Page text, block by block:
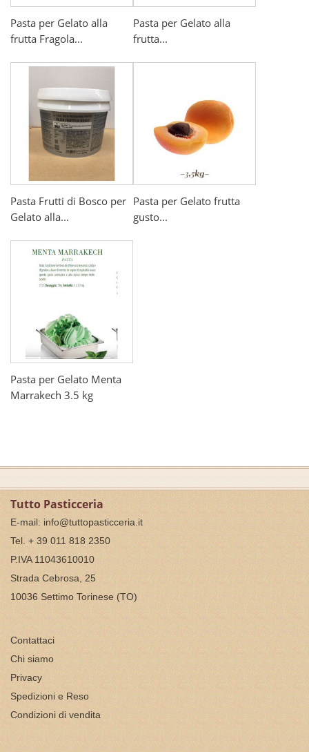
Pasta per Gelato alla
frutta Fragola...
Pasta per Gelato alla
frutta...
Pasta Frutti di Bosco per
Gelato alla...
Pasta per Gelato frutta
gusto...
Pasta per Gelato Menta
Marrakech 3.5 kg
Tutto Pasticceria
E-mail: info@tuttopasticceria.it
Tel. + 39 011 818 2350
P.IVA 11043610010
Strada Cebrosa, 25
10036 Settimo Torinese (TO)
Contattaci
Chi siamo
Privacy
Spedizioni e Reso
Condizioni di vendita